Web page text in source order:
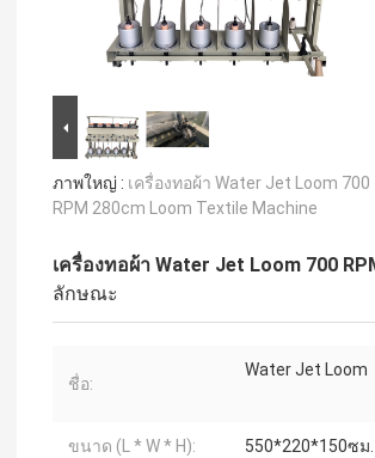
ภาพใหญ่ : เครื่องทอผ้า Water Jet Loom 700
RPM 280cm Loom Textile Machine
เครื่องทอผ้า Water Jet Loom 700
ลักษณะ
ชื่อ:
Water Jet Loom
ขนาด (L * W * H): 550*220*150ซม.